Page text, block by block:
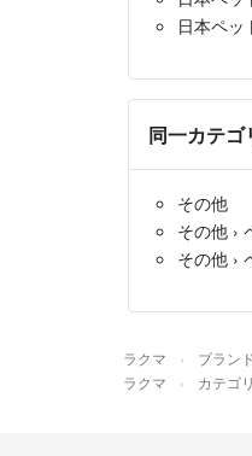
日本ペッ
同一カテゴ
その他
その他 ›
その他 ›
ラクマ ブラン
ラクマ カテゴ